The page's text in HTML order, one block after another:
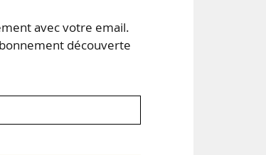
avec votre email.
découverte